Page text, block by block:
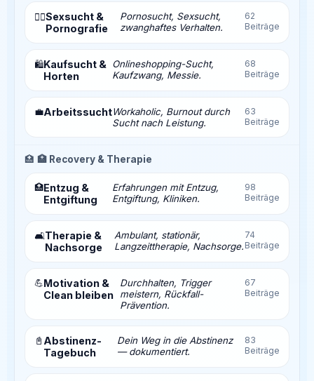
❤️‍🔥Sexsucht &
Pornografie
Pornosucht, Sexsucht,
zwanghaftes Verhalten.
62
Beiträge
🛍️Kaufsucht &
Horten
Onlineshopping-Sucht,
Kaufzwang, Messie.
68
Beiträge
💼ArbeitssuchtWorkaholic, Burnout durch
Sucht nach Leistung.
63
Beiträge
🏥 🏥 Recovery & Therapie
🏥Entzug &
Entgiftung
Erfahrungen mit Entzug,
Entgiftung, Kliniken.
98
Beiträge
🛋️Therapie &
Nachsorge
Ambulant, stationär,
Langzeittherapie, Nachsorge.
74
Beiträge
💪Motivation &
Clean bleiben
Durchhalten, Trigger
meistern, Rückfall-
Prävention.
67
Beiträge
📓 Abstinenz-
Tagebuch
Dein Weg in die Abstinenz
— dokumentiert.
83
Beiträge